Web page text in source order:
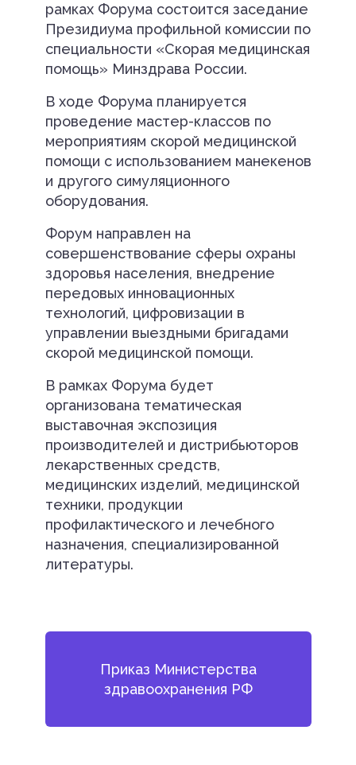
рамках Форума состоится заседание
Президиума профильной комиссии по
специальности «Скорая медицинская
помощь» Минздрава России.
В ходе Форума планируется
проведение мастер-классов по
мероприятиям скорой медицинской
помощи с использованием манекенов
и другого симуляционного
оборудования.
Форум направлен на
совершенствование сферы охраны
здоровья населения, внедрение
передовых инновационных
технологий, цифровизации в
управлении выездными бригадами
скорой медицинской помощи.
В рамках Форума будет
организована тематическая
выставочная экспозиция
производителей и дистрибьюторов
лекарственных средств,
медицинских изделий, медицинской
техники, продукции
профилактического и лечебного
назначения, специализированной
литературы.
Приказ Министерства
здравоохранения РФ